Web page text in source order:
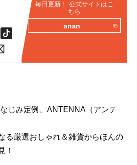
毎日更新！ 公式サイトはこ
ちら
anan
じみ定例、ANTENNA（アンテ
る厳選おしゃれ＆雑貨からほんの
！